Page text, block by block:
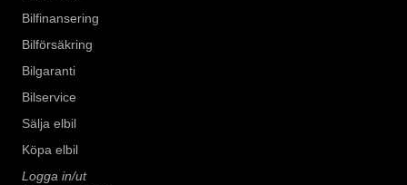
Bilfinansering
Bilförsäkring
Bilgaranti
Bilservice
Sälja elbil
Köpa elbil
Logga in/ut